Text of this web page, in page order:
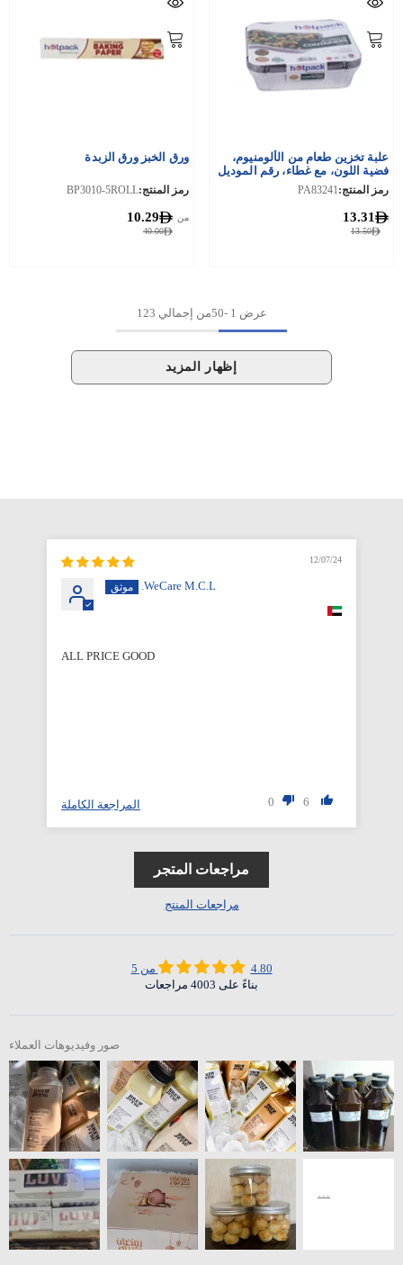
علبة تخزين طعام من الألومنيوم،
فضية اللون، مع غطاء، رقم الموديل
2410، 10 قطع
رمز المنتج:PA83241
13.50
13.31
ورق الخبز ورق الزبدة
رمز المنتج:BP3010-5ROLL
40.00
من 10.29
عرض 1
-
50من إجمالي 123
إظهار المزيد
12/07/24
WeCare M.C.L.
ALL PRICE GOOD
6
0 المراجعة الكاملة
مراجعات المتجر
مراجعات المنتج
4.80 من 5
بناءً على 4003 مراجعات
صور وفيديوهات العملاء